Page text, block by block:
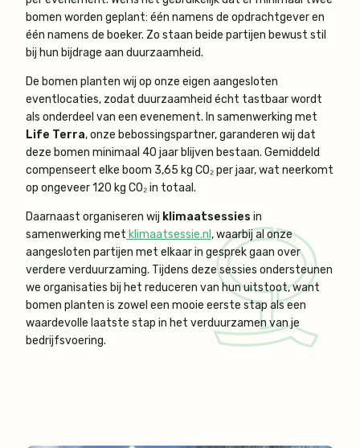
bomen worden geplant: één namens de opdrachtgever en
één namens de boeker. Zo staan beide partijen bewust stil
bij hun bijdrage aan duurzaamheid.
De bomen planten wij op onze eigen aangesloten
eventlocaties, zodat duurzaamheid écht tastbaar wordt
als onderdeel van een evenement. In samenwerking met
Life Terra, onze bebossingspartner, garanderen wij dat
deze bomen minimaal 40 jaar blijven bestaan. Gemiddeld
compenseert elke boom 3,65 kg CO₂ per jaar, wat neerkomt
op ongeveer 120 kg CO₂ in totaal.
Daarnaast organiseren wij klimaatsessies in
samenwerking met klimaatsessie.nl , waarbij al onze
aangesloten partijen met elkaar in gesprek gaan over
verdere verduurzaming. Tijdens deze sessies ondersteunen
we organisaties bij het reduceren van hun uitstoot, want
bomen planten is zowel een mooie eerste stap als een
waardevolle laatste stap in het verduurzamen van je
bedrijfsvoering.